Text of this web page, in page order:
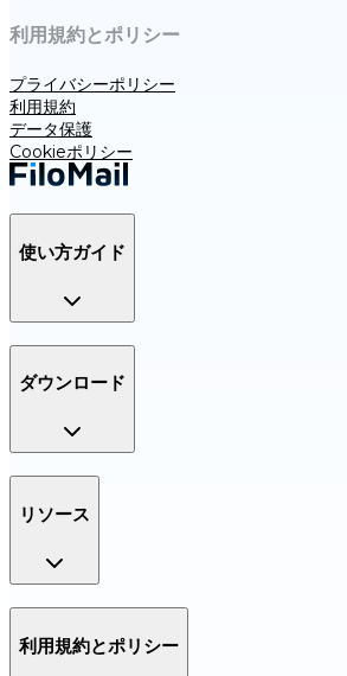
利用規約とポリシー
プライバシーポリシー
利用規約
データ保護
Cookieポリシー
使い方ガイド
ダウンロード
リソース
利用規約とポリシー